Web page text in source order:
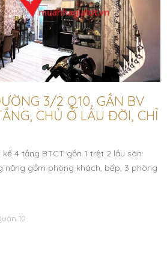
3/2 Q10, GẦN BV
CHỦ Ở LÂU ĐỜI, CHỈ
4 tầng BTCT gồn 1 trệt 2 lầu sân
năng gồm phòng khách, bếp, 3 phòng
10